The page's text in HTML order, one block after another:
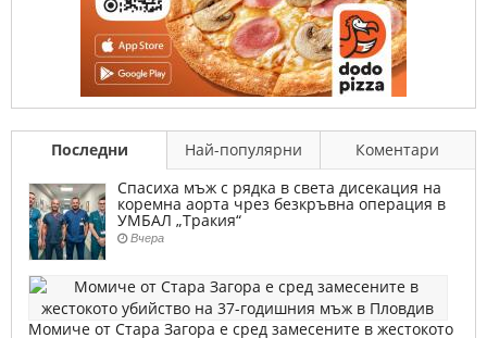
Последни Най-популярни
Коментари
Спасиха мъж с рядка в света дисекация на
коремна аорта чрез безкръвна операция в
УМБАЛ „Тракия“
Вчера
Момиче от Стара Загора е сред замесените в жестокото